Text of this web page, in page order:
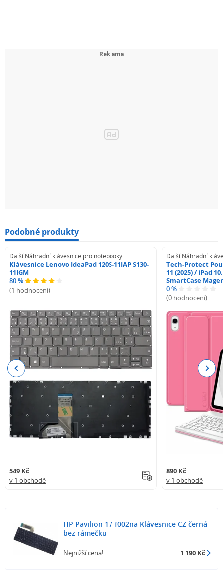
Podobné produkty
Další Náhradní klávesnice pro notebooky
Klávesnice Lenovo IdeaPad 120S-11IAP S130-
11IGM
80 %
(1 hodnocení)
549 Kč
v 1 obchodě
Další Náhradní
Tech-Protect
11 (2025) / iPad
SmartCase
0 %
(0 hodnocení)
890 Kč
v 1 obchodě
Previous Next
HP Pavilion 17-f002na Klávesnice CZ černá
bez rámečku
Nejnižší cena! 1 190 Kč